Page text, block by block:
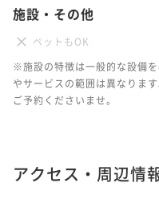
施設・その他
ペットもOK
※施設の特徴は一般的な設備
やサービスの範囲は異なりま
ご予約くださいませ。
アクセス・周辺情